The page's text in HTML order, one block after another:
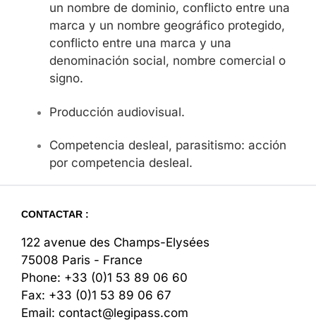
un nombre de dominio, conflicto entre una
marca y un nombre geográfico protegido,
conflicto entre una marca y una
denominación social, nombre comercial o
signo.
Producción audiovisual.
Competencia desleal, parasitismo: acción
por competencia desleal.
CONTACTAR :
122 avenue des Champs-Elysées
75008 Paris - France
Phone: +33 (0)1 53 89 06 60
Fax: +33 (0)1 53 89 06 67
Email: contact@legipass.com